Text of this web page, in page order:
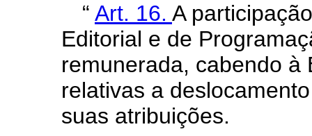
“ Art. 16. A
Editorial e de
remunerada, cabendo à
relativas a
suas atribuições.